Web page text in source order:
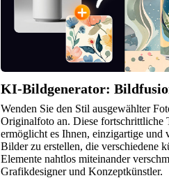
KI-Bildgenerator:
Wenden Sie den Stil ausgewählter
Originalfoto an. Diese fortschrittliche
ermöglicht es Ihnen, einzigartige und
Bilder zu erstellen, die verschiedene
Elemente nahtlos miteinander
Grafikdesigner und Konzeptkünstler.